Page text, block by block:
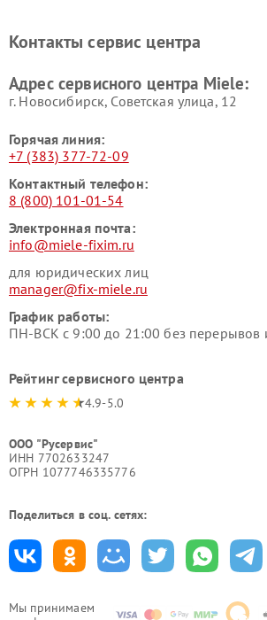
Мы принимаем
Miele
Miele
Контакты сервис центра
Адрес сервисного центра Miele:
г. Новосибирск, Советская улица, 12
Горячая линия:
+7 (383) 377-72-09
Контактный телефон:
8 (800) 101-01-54
Электронная почта:
info@miele-fixim.ru
для юридических лиц
manager@fix-miele.ru
График работы:
ПН-ВСК с 9:00 до 21:00 без перерывов
Рейтинг сервисного центра
4.9-5.0
ООО "Русервис"
ИНН 7702633247
ОГРН 1077746335776
Поделиться в соц. сетях: